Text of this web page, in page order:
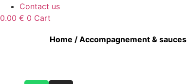
Contact us
0.00 € 0 Cart
Home / Accompagnement & sauces